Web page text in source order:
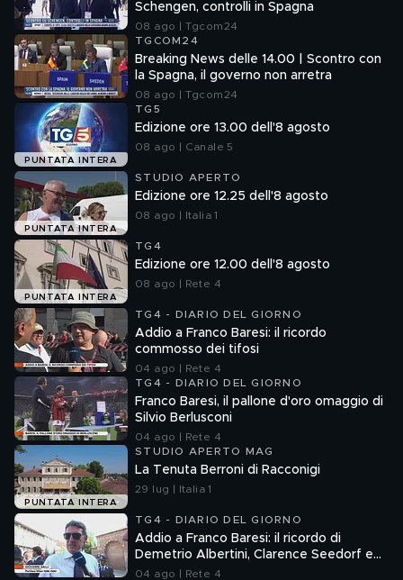
Schengen, controlli in Spagna
08 ago | Tgcom24
TGCOM24
Breaking News delle 14.00 | Scontro con
la Spagna, il governo non arretra
08 ago | Tgcom24
PUNTATA INTERA
TG5
Edizione ore 13.00 dell'8 agosto
08 ago | Canale 5
PUNTATA INTERA
STUDIO APERTO
Edizione ore 12.25 dell'8 agosto
08 ago | Italia 1
PUNTATA INTERA
TG4
Edizione ore 12.00 dell'8 agosto
08 ago | Rete 4
TG4 - DIARIO DEL GIORNO
Addio a Franco Baresi: il ricordo
commosso dei tifosi
04 ago | Rete 4
TG4 - DIARIO DEL GIORNO
Franco Baresi, il pallone d'oro omaggio di
Silvio Berlusconi
04 ago | Rete 4
PUNTATA INTERA
STUDIO APERTO MAG
La Tenuta Berroni di Racconigi
29 lug | Italia 1
TG4 - DIARIO DEL GIORNO
Addio a Franco Baresi: il ricordo di
Demetrio Albertini, Clarence Seedorf e
Giovanni Galli
04 ago | Rete 4